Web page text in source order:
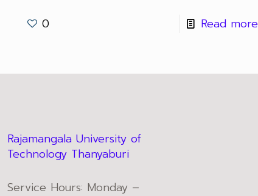
0
Read more
Rajamangala University of
Technology Thanyaburi
Service Hours: Monday –